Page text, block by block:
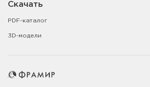
Скачать
PDF-каталог
3D-модели